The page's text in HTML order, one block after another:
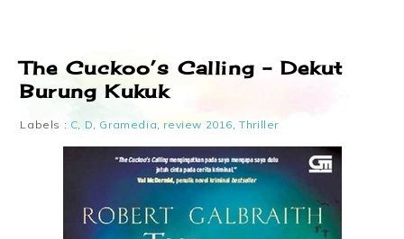
The Cuckoo’s Calling – Dekut
Burung Kukuk
Labels : C, D, Gramedia, review 2016,Thriller